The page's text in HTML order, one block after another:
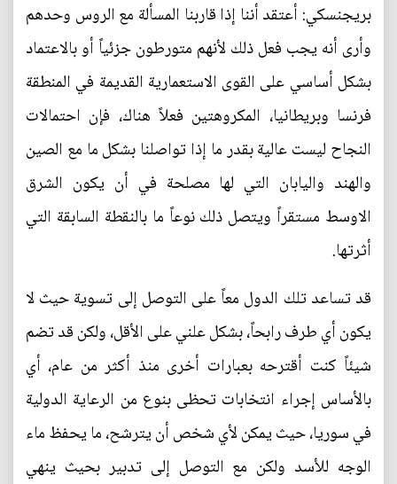
بريجنسكي: أعتقد أننا إذا قاربنا المسألة مع الروس وحدهم
وأرى أنه يجب فعل ذلك لأنهم متورطون جزئياً أو بالاعتماد
بشكل أساسي على القوى الاستعمارية القديمة في المنطقة
فرنسا وبريطانيا، المكروهتين فعلاً هناك، فإن احتمالات
النجاح ليست عالية بقدر ما إذا تواصلنا بشكل ما مع الصين
والهند واليابان التي لها مصلحة في أن يكون الشرق
الاوسط مستقراً ويتصل ذلك نوعاً ما بالنقطة السابقة التي
أثرتها.
قد تساعد تلك الدول معاً على التوصل إلى تسوية حيث لا
يكون أي طرف رابحاً، بشكل علني على الأقل، ولكن قد تضم
شيئاً كنت أقترحه بعبارات أخرى منذ أكثر من عام، أي
بالأساس إجراء انتخابات تحظى بنوع من الرعاية الدولية
في سوريا، حيث يمكن لأي شخص أن يترشح، ما يحفظ ماء
الوجه للأسد ولكن مع التوصل إلى تدبير بحيث ينهي